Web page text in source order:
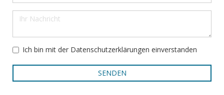
Ich bin mit der Datenschutzerklärungen einverstanden
SENDEN